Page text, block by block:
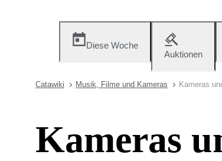
Diese Woche
Auktionen
Catawiki Musik, Filme und Kameras Kameras
Kameras